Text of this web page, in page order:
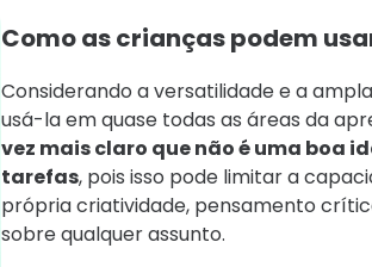
Como as crianças podem
Considerando a versatilidade e a
usá-la em quase todas as áreas da
vez mais claro que não é uma boa
tarefas, pois isso pode limitar a
própria criatividade, pensamento
sobre qualquer assunto.